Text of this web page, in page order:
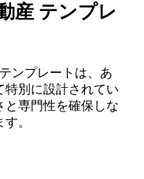
産 テンプレ
ンプレートは、あ
特別に設計されてい
と専門性を確保しな
。